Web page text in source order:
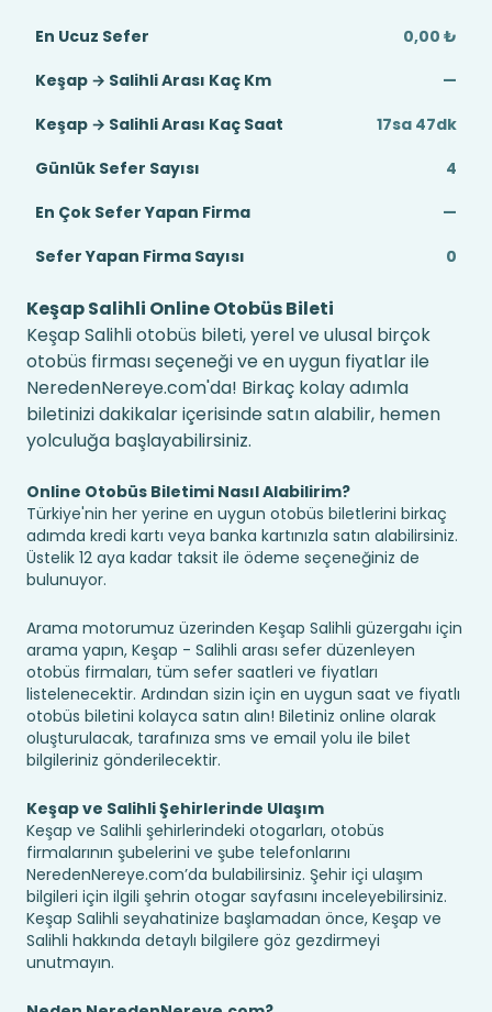
En Ucuz Sefer
0,00 ₺
Keşap → Salihli Arası Kaç Km
—
Keşap → Salihli Arası Kaç Saat
17sa 47dk
Günlük Sefer Sayısı
4
En Çok Sefer Yapan Firma
—
Sefer Yapan Firma Sayısı
0
Keşap Salihli Online Otobüs Bileti
Keşap Salihli otobüs bileti, yerel ve ulusal birçok
otobüs firması seçeneği ve en uygun fiyatlar ile
NeredenNereye.com'da! Birkaç kolay adımla
biletinizi dakikalar içerisinde satın alabilir, hemen
yolculuğa başlayabilirsiniz.
Online Otobüs Biletimi Nasıl Alabilirim?
Türkiye'nin her yerine en uygun otobüs biletlerini birkaç
adımda kredi kartı veya banka kartınızla satın alabilirsiniz.
Üstelik 12 aya kadar taksit ile ödeme seçeneğiniz de
bulunuyor.
Arama motorumuz üzerinden Keşap Salihli güzergahı için
arama yapın, Keşap - Salihli arası sefer düzenleyen
otobüs firmaları, tüm sefer saatleri ve fiyatları
listelenecektir. Ardından sizin için en uygun saat ve fiyatlı
otobüs biletini kolayca satın alın! Biletiniz online olarak
oluşturulacak, tarafınıza sms ve email yolu ile bilet
bilgileriniz gönderilecektir.
Keşap ve Salihli Şehirlerinde Ulaşım
Keşap ve Salihli şehirlerindeki otogarları, otobüs
firmalarının şubelerini ve şube telefonlarını
NeredenNereye.com’da bulabilirsiniz. Şehir içi ulaşım
bilgileri için ilgili şehrin otogar sayfasını inceleyebilirsiniz.
Keşap Salihli seyahatinize başlamadan önce, Keşap ve
Salihli hakkında detaylı bilgilere göz gezdirmeyi
unutmayın.